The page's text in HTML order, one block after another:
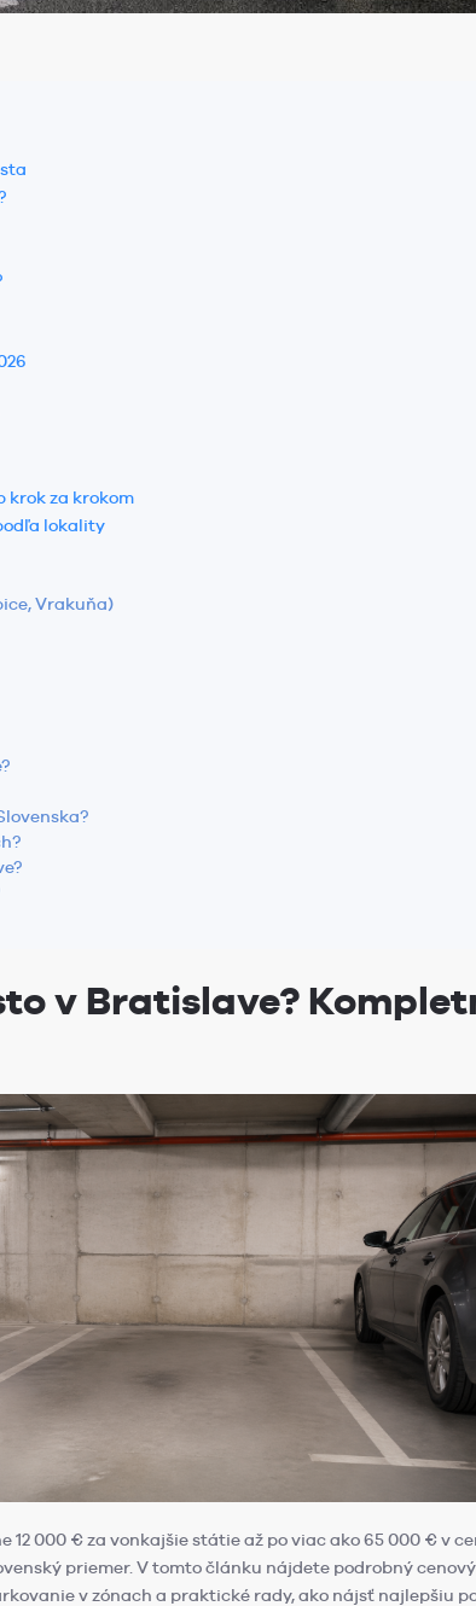
krok za krokom
lokality
Vrakuňa)
v Bratislave?
000 € za vonkajšie státie až po viac ako 65 000 € v
priemer. V tomto článku nájdete podrobný
v zónach a praktické rady, ako nájsť najlepšiu